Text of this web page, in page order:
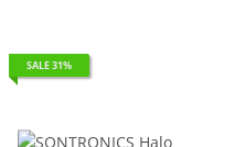
SALE 31%